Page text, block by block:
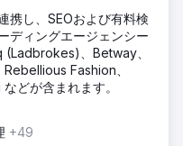
携し、SEOおよび有料検
ディングエージェンシー
(Ladbrokes)、Betway、
Fashion、
どが含まれます。
+49